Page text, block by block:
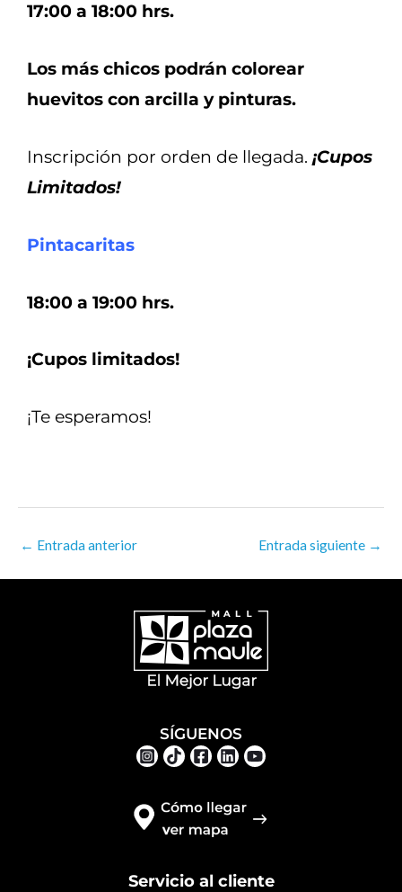
17:00 a 18:00 hrs.
Los más chicos podrán colorear
huevitos con arcilla y pinturas.
Inscripción por orden de llegada. ¡Cupos
Limitados!
Pintacaritas
18:00 a 19:00 hrs.
¡Cupos limitados!
¡Te esperamos!
← Entrada anterior Entrada siguiente →
Servicio al cliente
SÍGUENOS